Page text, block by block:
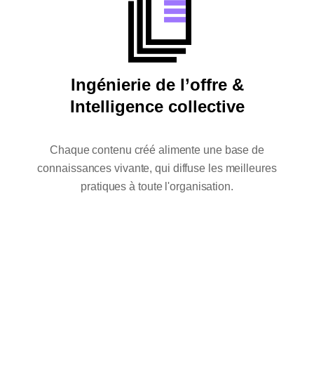
Ingénierie de l’offre &
Intelligence collective
Chaque contenu créé alimente une base de
connaissances vivante, qui diffuse les meilleures
pratiques à toute l'organisation.